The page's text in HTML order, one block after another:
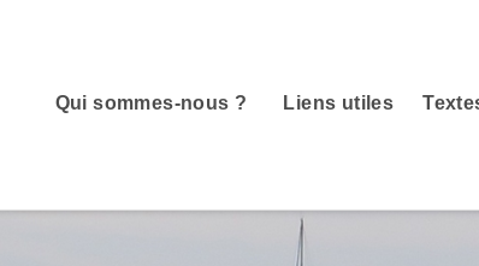
Qui sommes-nous ? Liens utiles